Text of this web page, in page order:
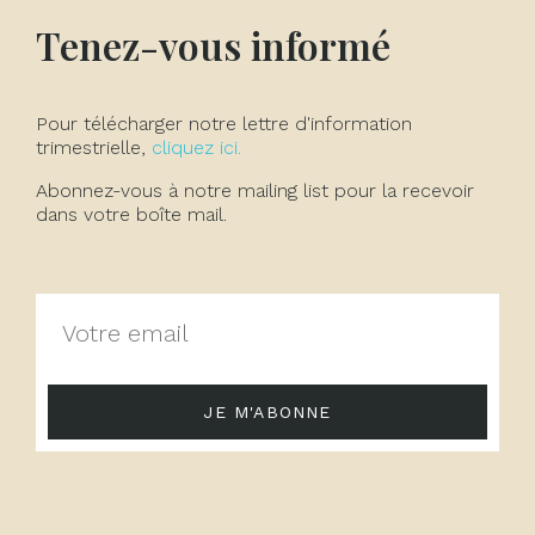
Tenez-vous informé
Pour télécharger notre lettre d'information
trimestrielle, cliquez ici.
Abonnez-vous à notre mailing list pour la recevoir
dans votre boîte mail.
JE M'ABONNE